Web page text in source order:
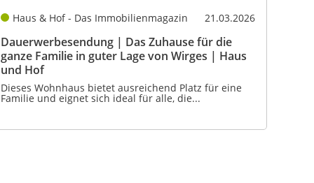
Haus & Hof - Das Immobilienmagazin 21.03.2026
Dauerwerbesendung | Das Zuhause für die
ganze Familie in guter Lage von Wirges | Haus
und Hof
Dieses Wohnhaus bietet ausreichend Platz für eine
Familie und eignet sich ideal für alle, die...